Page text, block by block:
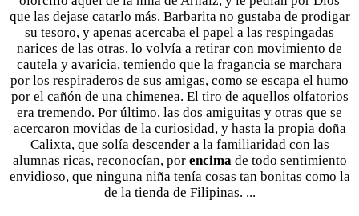
que las dejase catarlo más. Barbarita no gustaba de prodigar
su tesoro, y apenas acercaba el papel a las respingadas
narices de las otras, lo volvía a retirar con movimiento de
cautela y avaricia, temiendo que la fragancia se marchara
por los respiraderos de sus amigas, como se escapa el humo
por el cañón de una chimenea. El tiro de aquellos olfatorios
era tremendo. Por último, las dos amiguitas y otras que se
acercaron movidas de la curiosidad, y hasta la propia doña
Calixta, que solía descender a la familiaridad con las
alumnas ricas, reconocían, por encimade todo sentimiento
envidioso, que ninguna niña tenía cosas tan bonitas como la
de la tienda de Filipinas. ...